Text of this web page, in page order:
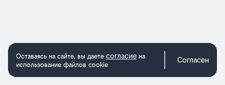
Оставаясь на сайте, вы даете согласие на
использование файлов cookie
Согласен